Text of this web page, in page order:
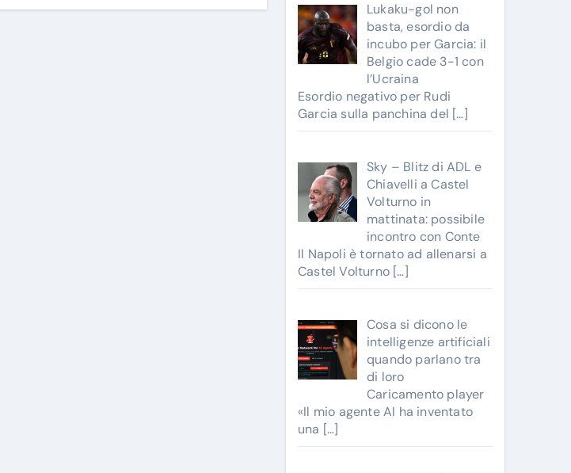
Lukaku-gol non
basta, esordio da
incubo per Garcia: il
Belgio cade 3-1 con
l’Ucraina
Esordio negativo per Rudi
Garcia sulla panchina del […]
Sky – Blitz di ADL e
Chiavelli a Castel
Volturno in
mattinata: possibile
incontro con Conte
Il Napoli è tornato ad allenarsi a
Castel Volturno […]
Cosa si dicono le
intelligenze artificiali
quando parlano tra
di loro
Caricamento player
«Il mio agente AI ha inventato
una […]